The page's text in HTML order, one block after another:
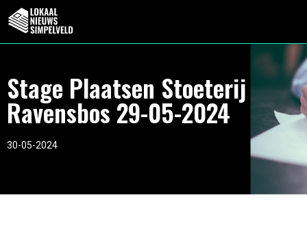
Stage Plaatsen Stoeterij
Ravensbos 29-05-2024
30-05-2024